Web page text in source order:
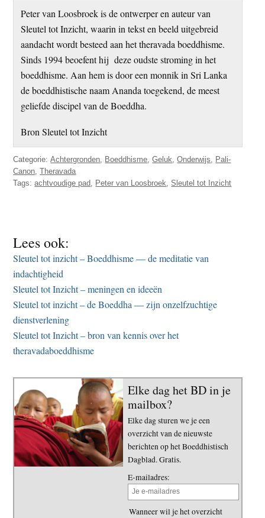
Peter van Loosbroek is de ontwerper en auteur van
Sleutel tot Inzicht, waarin in tekst en beeld uitgebreid
aandacht wordt besteed aan het theravada boeddhisme.
Sinds 1994 beoefent hij deze oudste stroming in het
boeddhisme. Aan hem is door een monnik in Sri Lanka
de boeddhistische naam Ananda toegekend, de meest
geliefde discipel van de Boeddha.
Bron Sleutel tot Inzicht
Categorie:Achtergronden Boeddhisme ,Geluk ,Onderwijs
Pali-
Canon ,Theravada
Tags:achtvoudige pad Peter van Loosbroek ,Sleutel tot Inzicht
Lees ook:
Sleutel tot inzicht – Boeddhisme — de meditatie van
indachtigheid
Sleutel tot Inzicht – meningen en ideeën
Sleutel tot inzicht – de Boeddha — zijn onzelfzuchtige
dienstverlening
Sleutel tot Inzicht – bron van kennis over het
theravadaboeddhisme
Elke dag het BD in je
mailbox?
Elke dag sturen we je een
overzicht van de nieuwste
berichten op het Boeddhistisch
Dagblad. Gratis.
E-mailadres:
Wanneer wil je het overzicht